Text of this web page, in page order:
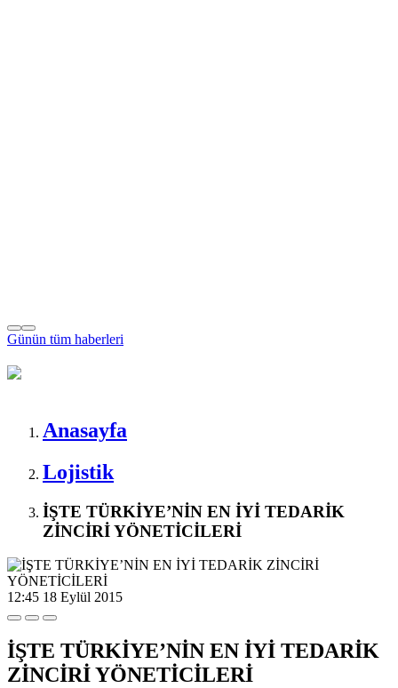
Günün tüm haberleri
Anasayfa
Lojistik
İŞTE TÜRKİYE’NİN EN İYİ TEDARİK
ZİNCİRİ YÖNETİCİLERİ
12:45 18 Eylül 2015
İŞTE TÜRKİYE’NİN EN İYİ TEDARİK
ZİNCİRİ YÖNETİCİLERİ